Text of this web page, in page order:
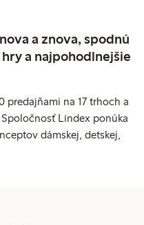
a znova, spodnú
a najpohodlnejšie
na 17 trhoch a
Lindex ponúka
dámskej, detskej,